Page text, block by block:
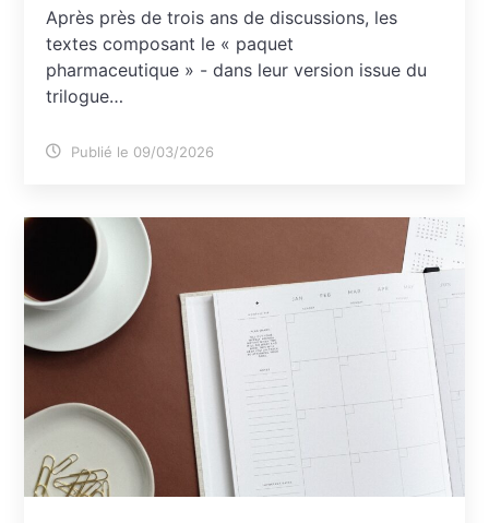
Après près de trois ans de discussions, les
textes composant le « paquet
pharmaceutique » - dans leur version issue du
trilogue…
Publié le 09/03/2026